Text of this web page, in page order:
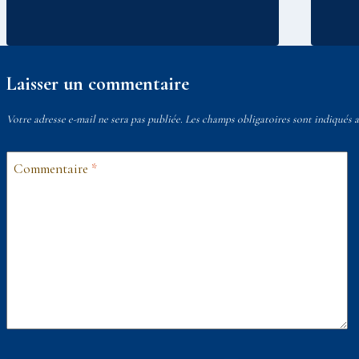
Laisser un commentaire
Votre adresse e-mail ne sera pas publiée. Les champs obligatoires sont indiqués
Commentaire *